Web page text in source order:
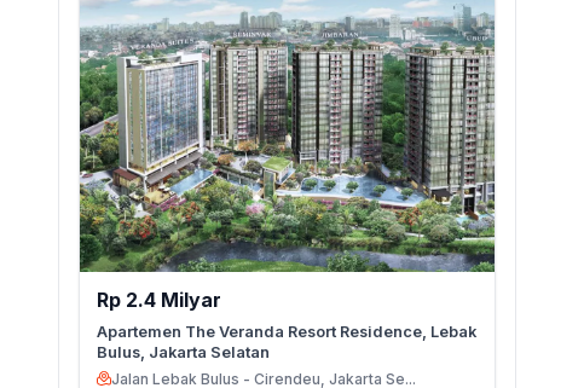
Rp 2.4 Milyar
Apartemen The Veranda Resort Residence, Lebak
Bulus, Jakarta Selatan
Jalan Lebak Bulus - Cirendeu, Jakarta Se...